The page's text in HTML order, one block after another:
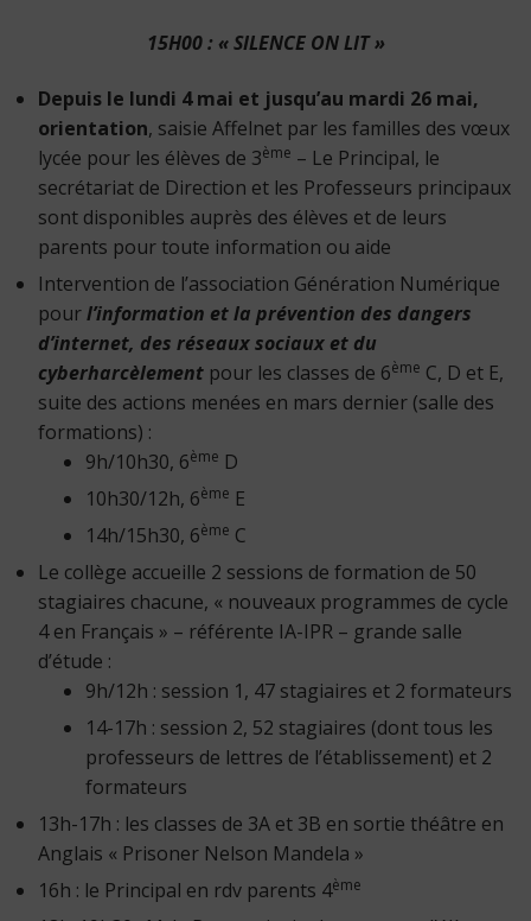
15H00 : « SILENCE ON LIT »
Depuis le lundi 4 mai et jusqu’au mardi 26 mai,
orientation, saisie Affelnet par les familles des vœux
lycée pour les élèves de 3ème – Le Principal, le
secrétariat de Direction et les Professeurs principaux
sont disponibles auprès des élèves et de leurs
parents pour toute information ou aide
Intervention de l’association Génération Numérique
pourl’information et la prévention des dangers
d’internet, des réseaux sociaux et du
cyberharcèlement pour les classes de 6ème C, D et E,
suite des actions menées en mars dernier (salle des
formations) :
9h/10h30, 6ème D
10h30/12h, 6ème E
14h/15h30, 6ème C
Le collège accueille 2 sessions de formation de 50
stagiaires chacune, « nouveaux programmes de cycle
4 en Français » – référente IA-IPR – grande salle
d’étude :
9h/12h : session 1, 47 stagiaires et 2 formateurs
14-17h : session 2, 52 stagiaires (dont tous les
professeurs de lettres de l’établissement) et 2
formateurs
13h-17h : les classes de 3A et 3B en sortie théâtre en
Anglais « Prisoner Nelson Mandela »
16h : le Principal en rdv parents 4ème